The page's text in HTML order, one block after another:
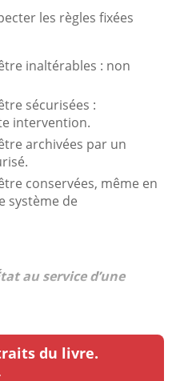
les règles fixées
inaltérables : non
sécurisées :
intervention.
archivées par un
conservées, même en
système de
au service d’une
du livre.